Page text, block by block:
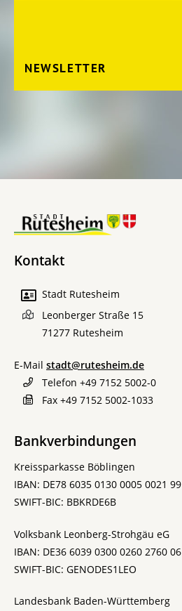
NEWSLETTER
Kontakt
Stadt Rutesheim
Leonberger Straße 15
71277 Rutesheim
E-Mail stadt@rutesheim.de
Telefon +49 7152 5002-0
Fax +49 7152 5002-1033
Bankverbindungen
Kreissparkasse Böblingen
IBAN: DE78 6035 0130 0005 0021 99
SWIFT-BIC: BBKRDE6B
Volksbank Leonberg-Strohgäu eG
IBAN: DE36 6039 0300 0260 2760 06
SWIFT-BIC: GENODES1LEO
Landesbank Baden-Württemberg